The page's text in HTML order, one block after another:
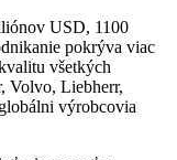
USD, 1100
pokrýva viac
všetkých
Volvo, Liebherr,
výrobcovia